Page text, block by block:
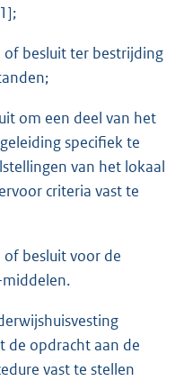
besluit ter bestrijding
om een deel van het
specifiek te
van het lokaal
criteria vast te
besluit voor de
middelen.
de opdracht aan de
vast te stellen